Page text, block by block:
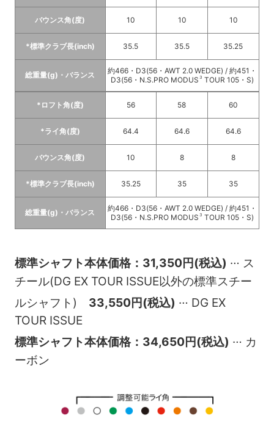
バウンス角(度) 10 10 10
*標準クラブ長(inch) 35.5 35.5 35.25
総重量(g)・バランス
約466・D3(56・AWT 2.0 WEDGE) / 約451・
D3(56・N.S.PRO MODUS 3 TOUR 105・S)
*ロフト角(度) 56 58 60
*ライ角(度) 64.4 64.6 64.6
バウンス角(度) 10 8 8
*標準クラブ長(inch) 35.25 35 35
総重量(g)・バランス
約466・D3(56・AWT 2.0 WEDGE) / 約451・
D3(56・N.S.PRO MODUS 3 TOUR 105・S)
標準シャフト本体価格：31,350円(税込) … ス
チール(DG EX TOUR ISSUE以外の標準スチー
ルシャフト) 33,550円(税込) … DG EX
TOUR ISSUE
標準シャフト本体価格：34,650円(税込) … カ
ーボン